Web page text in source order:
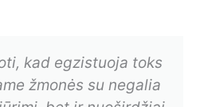
vietos, kur mūsų
galėtų jaustis gerai, ir